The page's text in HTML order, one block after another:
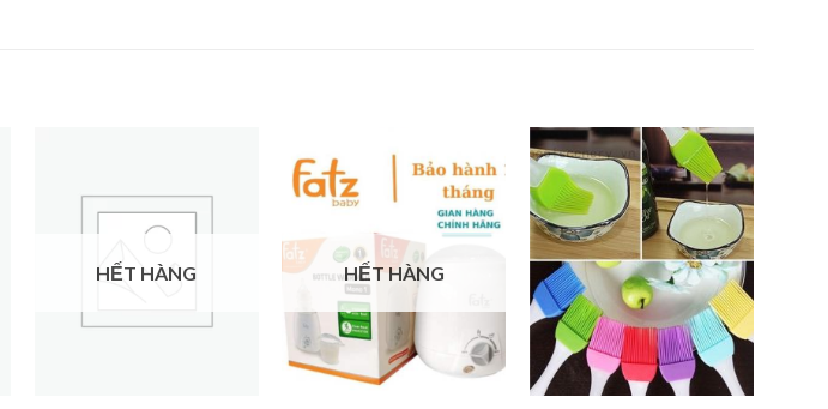
HẾT HÀNG HẾT HÀNG